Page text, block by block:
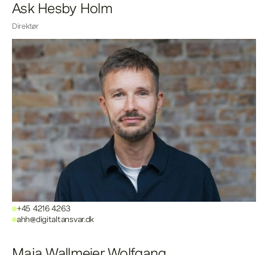
Ask Hesby Holm
Direktør
+45 4216 4263
ahh@digitaltansvar.dk